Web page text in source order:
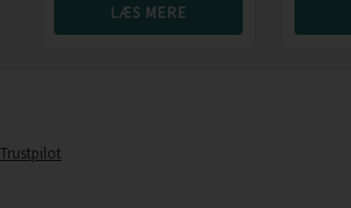
LÆS MERE
Trustpilot